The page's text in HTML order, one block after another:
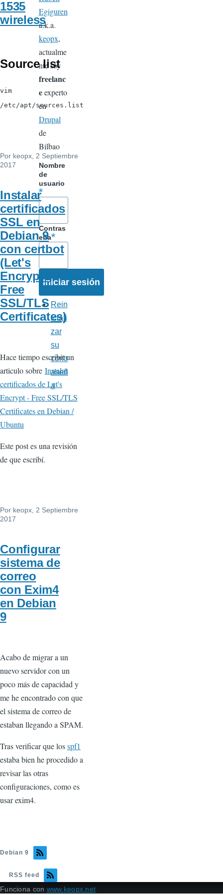
1535
wireless
Source list
vim
/etc/apt/sources.list
Por keopx, 2 Septiembre
2017
Instalar
certificados
SSL en
Debian 9
con certbot
(Let's
Encrypt -
Free
SSL/TLS
Certificates)
Hace tiempo escribit un
articulo sobre Instalar
certificados de Let's
Encrypt - Free SSL/TLS
Certificates en Debian /
Ubuntu
Este post es una revisión
de que escribí.
Por keopx , 2 Septiembre
2017
Configurar
sistema de
correo
con Exim4
en Debian
9
Acabo de migrar a un
nuevo servidor con un
poco más de capacidad y
me he encontrado con que
el sistema de correo de
estaban llegando a SPAM.
Tras verificar que losspf1
estaba bien he procedido a
revisar las otras
configuraciones, como es
usar exim4.
Debian 9
Egiguren
a.k.a.
keopx,
actualme
nte soy
freelanc
eexperto
en
Drupal
de
Bilbao
Nombre
de
usuario
Contras
eña
Rein
iciali
zar
su
contr
aseñ
a
RSS feed
Funciona con www.keopx.net